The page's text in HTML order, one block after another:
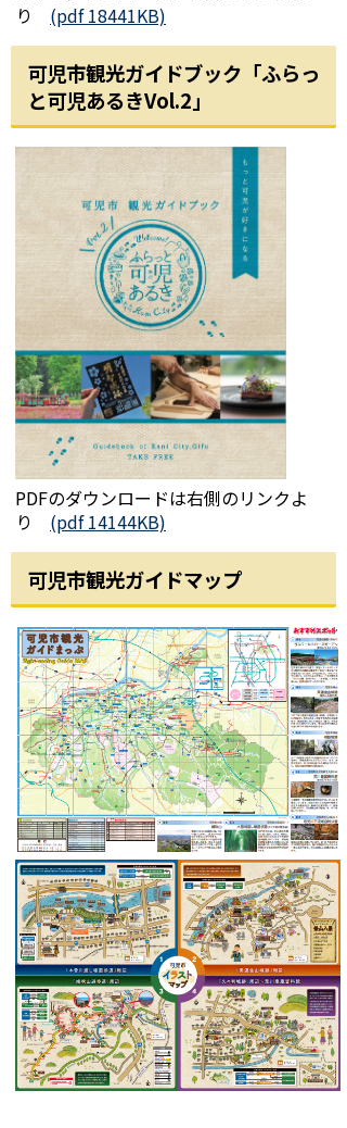
り (pdf 18441KB)
可児市観光ガイドブック「ふらっ
と可児あるきVol.2」
PDFのダウンロードは右側のリンクよ
り (pdf 14144KB)
可児市観光ガイドマップ